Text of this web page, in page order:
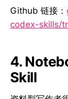
Github 链接：
codex-skills/
4.
Skill